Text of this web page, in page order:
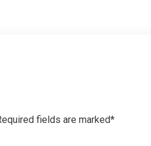
fields are marked*